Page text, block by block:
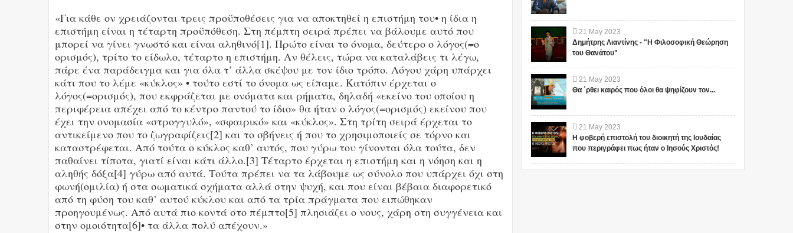
«Για κάθε ον χρειάζονται τρεις προϋποθέσεις για να αποκτηθεί η επιστήμη του• η ίδια η
επιστήμη είναι η τέταρτη προϋπόθεση. Στη πέμπτη σειρά πρέπει να βάλουμε αυτό που
μπορεί να γίνει γνωστό και είναι αληθινό[1]. Πρώτο είναι το όνομα, δεύτερο ο λόγος(=ο
ορισμός), τρίτο το είδωλο, τέταρτο η επιστήμη. Αν θέλεις, τώρα να καταλάβεις τι λέγω,
πάρε ένα παράδειγμα και για όλα τ’ άλλα σκέψου με τον ίδιο τρόπο. Λόγου χάρη υπάρχει
κάτι που το λέμε «κύκλος» • τούτο εστί το όνομα ως είπαμε. Κατόπιν έρχεται ο
λόγος(=ορισμός), που εκφράζεται με ονόματα και ρήματα, δηλαδή «εκείνο του οποίου η
περιφέρεια απέχει από το κέντρο παντού το ίδιο» θα ήταν ο λόγος(=ορισμός) εκείνου που
έχει την ονομασία «στρογγυλό», «σφαιρικό» και «κύκλος». Στη τρίτη σειρά έρχεται το
αντικείμενο που το ζωγραφίζεις[2] και το σβήνεις ή που το χρησιμοποιείς σε τόρνο και
καταστρέφεται. Από τούτα ο κύκλος καθ’ αυτός, που γύρω του γίνονται όλα τούτα, δεν
παθαίνει τίποτα, γιατί είναι κάτι άλλο.[3] Τέταρτο έρχεται η επιστήμη και η νόηση και η
αληθής δόξα[4] γύρω από αυτά. Τούτα πρέπει να τα λάβουμε ως σύνολο που υπάρχει όχι στη
φωνή(ομιλία) ή στα σωματικά σχήματα αλλά στην ψυχή, και που είναι βέβαια διαφορετικό
από τη φύση του καθ’ αυτού κύκλου και από τα τρία πράγματα που ειπώθηκαν
προηγουμένως. Από αυτά πιο κοντά στο πέμπτο[5] πλησιάζει ο νους, χάρη στη συγγένεια και
στην ομοιότητα[6]• τα άλλα πολύ απέχουν.»
21 May 2023
Δημήτρης Λιαντίνης - "Η Φιλοσοφική Θεώρηση
του Θανάτου"
21 May 2023
Θα ΄ρθει καιρός που όλοι θα ψηφίζουν τον...
21 May 2023
Η φοβερή επιστολή του διοικητή της Ιουδαίας
που περιγράφει πως ήταν ο Ιησούς Χριστός!